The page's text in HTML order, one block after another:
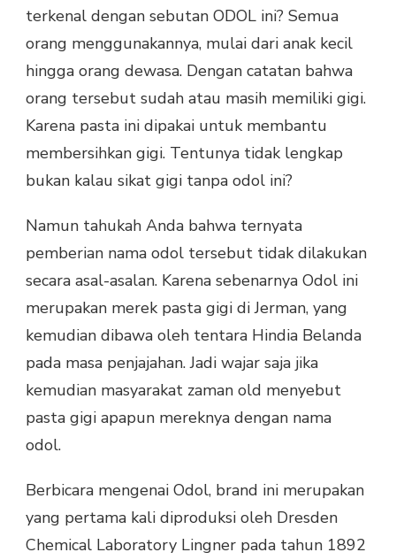
terkenal dengan sebutan ODOL ini? Semua
orang menggunakannya, mulai dari anak kecil
hingga orang dewasa. Dengan catatan bahwa
orang tersebut sudah atau masih memiliki gigi.
Karena pasta ini dipakai untuk membantu
membersihkan gigi. Tentunya tidak lengkap
bukan kalau sikat gigi tanpa odol ini?
Namun tahukah Anda bahwa ternyata
pemberian nama odol tersebut tidak dilakukan
secara asal-asalan. Karena sebenarnya Odol ini
merupakan merek pasta gigi di Jerman, yang
kemudian dibawa oleh tentara Hindia Belanda
pada masa penjajahan. Jadi wajar saja jika
kemudian masyarakat zaman old menyebut
pasta gigi apapun mereknya dengan nama
odol.
Berbicara mengenai Odol, brand ini merupakan
yang pertama kali diproduksi oleh Dresden
Chemical Laboratory Lingner pada tahun 1892